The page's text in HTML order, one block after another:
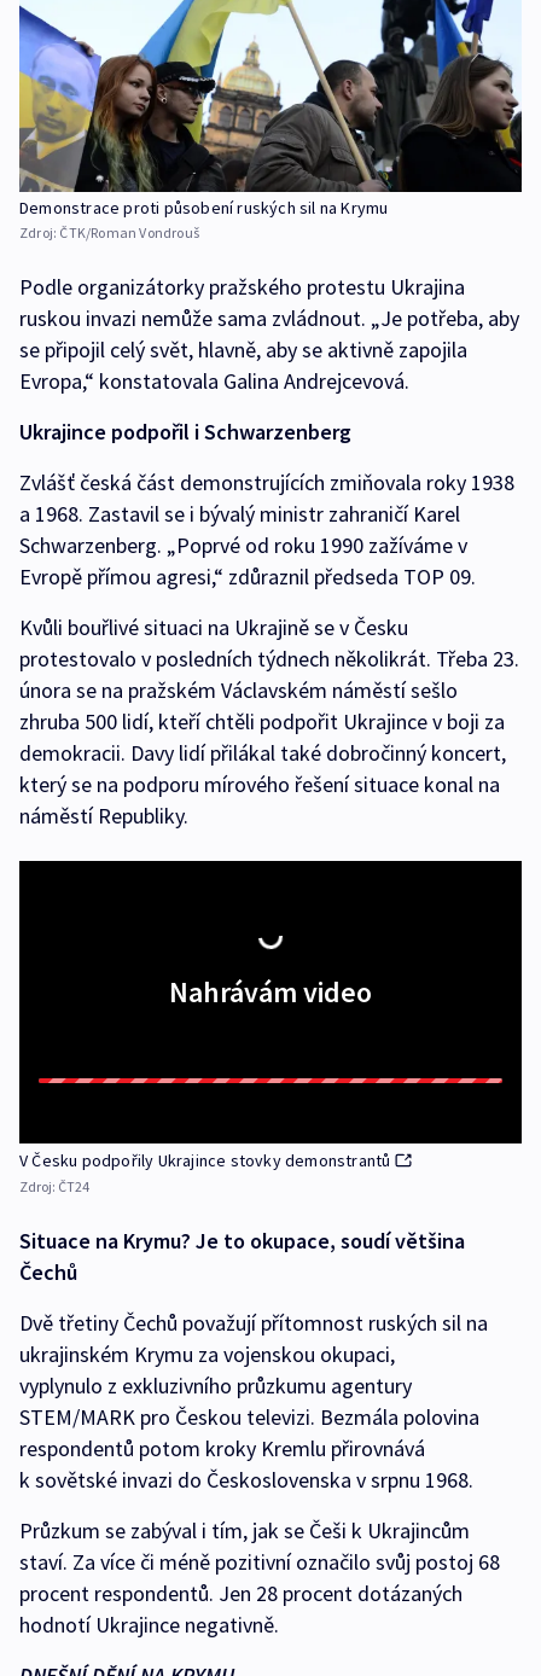
Demonstrace proti působení ruských sil na Krymu
Zdroj: ČTK/Roman Vondrouš
Podle organizátorky pražského protestu Ukrajina
ruskou invazi nemůže sama zvládnout. „Je potřeba, aby
se připojil celý svět, hlavně, aby se aktivně zapojila
Evropa,“ konstatovala Galina Andrejcevová.
Ukrajince podpořil i Schwarzenberg
Zvlášť česká část demonstrujících zmiňovala roky 1938
a 1968. Zastavil se i bývalý ministr zahraničí Karel
Schwarzenberg. „Poprvé od roku 1990 zažíváme v
Evropě přímou agresi,“ zdůraznil předseda TOP 09.
Kvůli bouřlivé situaci na Ukrajině se v Česku
protestovalo v posledních týdnech několikrát. Třeba 23.
února se na pražském Václavském náměstí sešlo
zhruba 500 lidí, kteří chtěli podpořit Ukrajince v boji za
demokracii. Davy lidí přilákal také dobročinný koncert,
který se na podporu mírového řešení situace konal na
náměstí Republiky.
Nahrávám video
V Česku podpořily Ukrajince stovky demonstrantů
Zdroj: ČT24
Situace na Krymu? Je to okupace, soudí většina
Čechů
Dvě třetiny Čechů považují přítomnost ruských sil na
ukrajinském Krymu za vojenskou okupaci,
vyplynulo z exkluzivního průzkumu agentury
STEM/MARK pro Českou televizi. Bezmála polovina
respondentů potom kroky Kremlu přirovnává
k sovětské invazi do Československa v srpnu 1968.
Průzkum se zabýval i tím, jak se Češi k Ukrajincům
staví. Za více či méně pozitivní označilo svůj postoj 68
procent respondentů. Jen 28 procent dotázaných
hodnotí Ukrajince negativně.